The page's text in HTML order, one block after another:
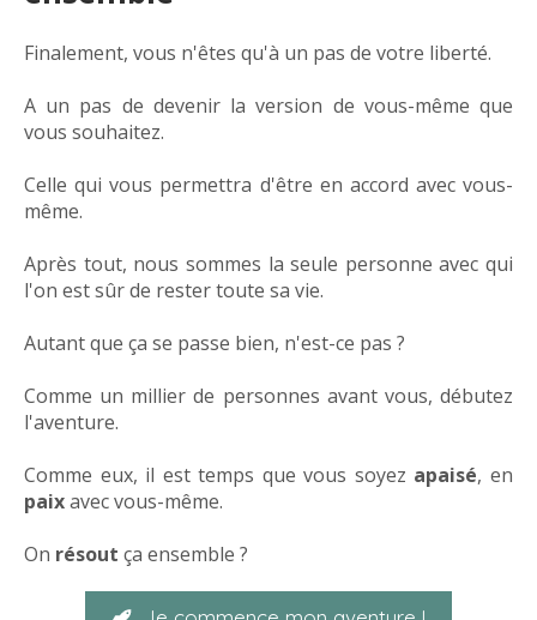
Finalement, vous n'êtes qu'à un pas de votre liberté.
A un pas de devenir la version de vous-même que
vous souhaitez.
Celle qui vous permettra d'être en accord avec vous-
même.
Après tout, nous sommes la seule personne avec qui
l'on est sûr de rester toute sa vie.
Autant que ça se passe bien, n'est-ce pas ?
Comme un millier de personnes avant vous, débutez
l'aventure.
Comme eux, il est temps que vous soyez apaisé, en
paixavec vous-même.
On résout ça ensemble ?